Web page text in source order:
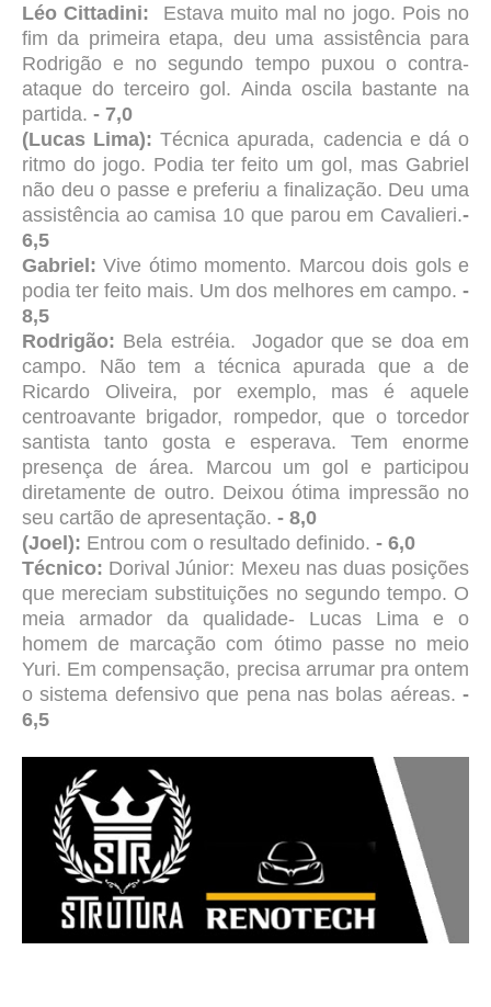
Léo Cittadini: Estava muito mal no jogo. Pois no
fim da primeira etapa, deu uma assistência para
Rodrigão e no segundo tempo puxou o contra-
ataque do terceiro gol. Ainda oscila bastante na
partida. - 7,0
(Lucas Lima):Técnica apurada, cadencia e dá o
ritmo do jogo. Podia ter feito um gol, mas Gabriel
não deu o passe e preferiu a finalização. Deu uma
assistência ao camisa 10 que parou em Cavalieri.-
6,5
Gabriel:Vive ótimo momento. Marcou dois gols e
podia ter feito mais. Um dos melhores em campo. -
8,5
Rodrigão: Bela estréia.
Jogador que se doa em
campo. Não tem a técnica apurada que a de
Ricardo Oliveira, por exemplo, mas é aquele
centroavante brigador, rompedor, que o torcedor
santista tanto gosta e esperava. Tem enorme
presença de área. Marcou um gol e participou
diretamente de outro. Deixou ótima impressão no
seu cartão de apresentação. - 8,0
(Joel): Entrou com o resultado definido. - 6,0
Técnico: Dorival Júnior: Mexeu nas duas posições
que mereciam substituições no segundo tempo. O
meia armador da qualidade- Lucas Lima e o
homem de marcação com ótimo passe no meio
Yuri. Em compensação, precisa arrumar pra ontem
o sistema defensivo que pena nas bolas aéreas. -
6,5